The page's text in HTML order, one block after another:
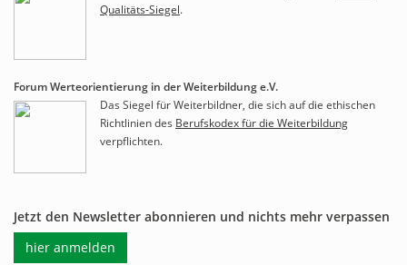
Qualitäts-Siegel.
Forum Werteorientierung in der Weiterbildung e.V.
Das Siegel für Weiterbildner, die sich auf die ethischen
Richtlinien des Berufskodex für die Weiterbildung
verpflichten.
Jetzt den Newsletter abonnieren und nichts mehr verpassen
hier anmelden